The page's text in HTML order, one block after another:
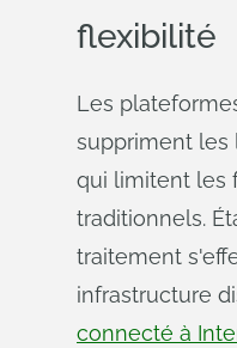
flexibilité
Les
suppriment les
qui limitent les
traditionnels.
traitement
infrastructure
connecté à